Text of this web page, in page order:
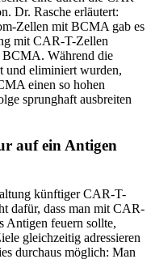
Dr. Rasche erläutert:
Zellen mit BCMA gab es
mit CAR-T-Zellen
BCMA. Während die
und eliminiert wurden,
einen so hohen
sprunghaft ausbreiten
auf ein Antigen
künftiger CAR-T-
dafür, dass man mit CAR-
Antigen feuern sollte,
gleichzeitig adressieren
durchaus möglich: Man